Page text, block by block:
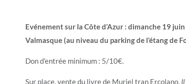
Evénement sur la Côte d’Azur : dimanche 19
Valmasque (au niveau du parking de l’étang de
Don d’entrée minimum : 5/10€.
Sur place, vente du livre de Muriel tran Ercolano,